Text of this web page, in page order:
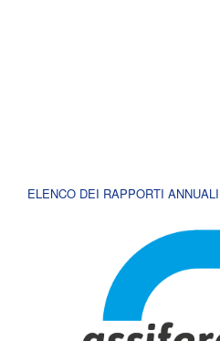
ELENCO DEI RAPPORTI ANNUALI